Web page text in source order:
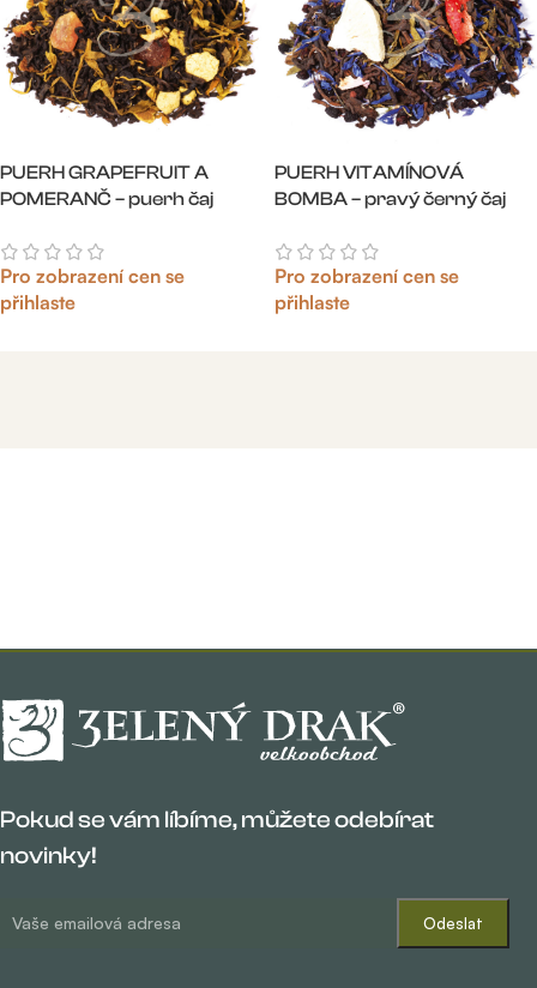
PUERH GRAPEFRUIT A
POMERANČ – puerh čaj
Pro zobrazení cen se
přihlaste
PUERH VITAMÍNOVÁ
BOMBA – pravý černý čaj
Pro zobrazení cen se
přihlaste
Pokud se vám líbíme, můžete odebírat
novinky!